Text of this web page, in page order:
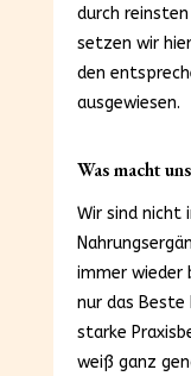
durch
setzen wir
den
ausgewiesen.
Was macht
Wir sind nicht
immer wieder
nur das Beste
starke
weiß ganz